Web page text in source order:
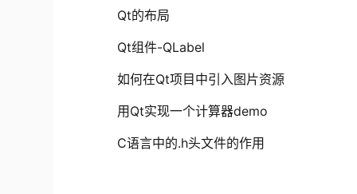
Qt的布局
Qt组件-QLabel
如何在Qt项目中引入图片资源
用Qt实现一个计算器demo
C语言中的.h头文件的作用